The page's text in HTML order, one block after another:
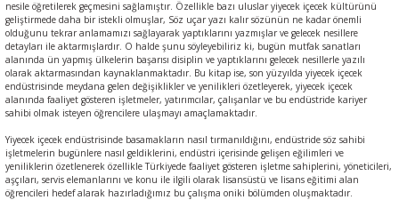
nesile öğretilerek geçmesini sağlamıştır. Özellikle bazı uluslar yiyecek içecek kültürünü
geliştirmede daha bir istekli olmuşlar, Söz uçar yazı kalır sözünün ne kadar önemli
olduğunu tekrar anlamamızı sağlayarak yaptıklarını yazmışlar ve gelecek nesillere
detayları ile aktarmışlardır. O halde şunu söyleyebiliriz ki, bugün mutfak sanatları
alanında ün yapmış ülkelerin başarısı disiplin ve yaptıklarını gelecek nesillerle yazılı
olarak aktarmasından kaynaklanmaktadır. Bu kitap ise, son yüzyılda yiyecek içecek
endüstrisinde meydana gelen değişiklikler ve yenilikleri özetleyerek, yiyecek içecek
alanında faaliyet gösteren işletmeler, yatırımcılar, çalışanlar ve bu endüstride kariyer
sahibi olmak isteyen öğrencilere ulaşmayı amaçlamaktadır.
Yiyecek içecek endüstrisinde basamakların nasıl tırmanıldığını, endüstride söz sahibi
işletmelerin bugünlere nasıl geldiklerini, endüstri içerisinde gelişen eğilimleri ve
yeniliklerin özetlenerek özellikle Türkiyede faaliyet gösteren işletme sahiplerini, yöneticileri,
aşçıları, servis elemanlarını ve konu ile ilgili olarak lisansüstü ve lisans eğitimi alan
öğrencileri hedef alarak hazırladığımız bu çalışma oniki bölümden oluşmaktadır.